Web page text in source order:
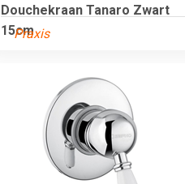
Douchekraan Tanaro Zwart
15cm
Praxis